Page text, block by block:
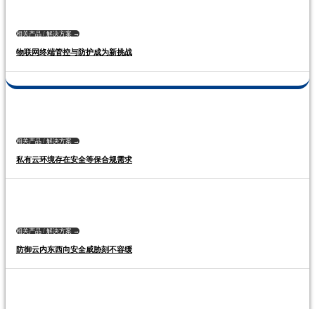
相关产品 / 解决方案 →
物联网终端管控与防护成为新挑战
相关产品 / 解决方案 →
私有云环境存在安全等保合规需求
相关产品 / 解决方案 →
防御云内东西向安全威胁刻不容缓